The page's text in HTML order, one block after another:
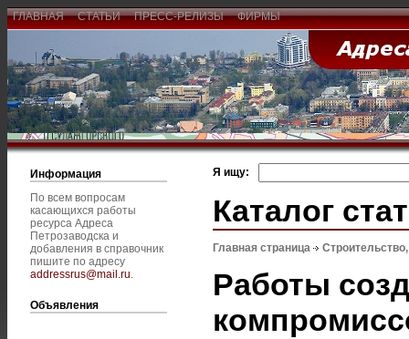
ГЛАВНАЯ СТАТЬИ ПРЕСС-РЕЛИЗЫ ФИРМЫ
Информация
По всем вопросам
касающихся работы
ресурса Адреса
Петрозаводска и
добавления в справочник
пишите по адресу
addressrus@mail.ru.
Объявления
Я ищу:
Каталог
Главная страница
Работы